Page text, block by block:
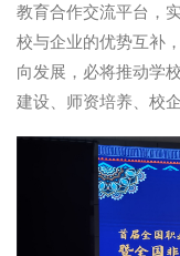
教育合作交流平台，
校与企业的优势互补
向发展，必将推动学
建设、师资培养、校